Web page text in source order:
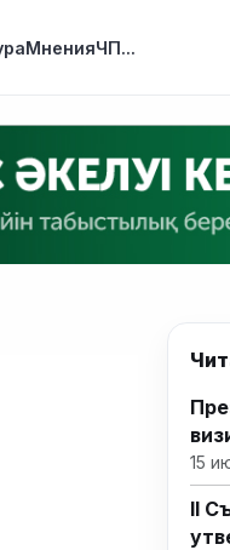
МненияЧП...
15
II